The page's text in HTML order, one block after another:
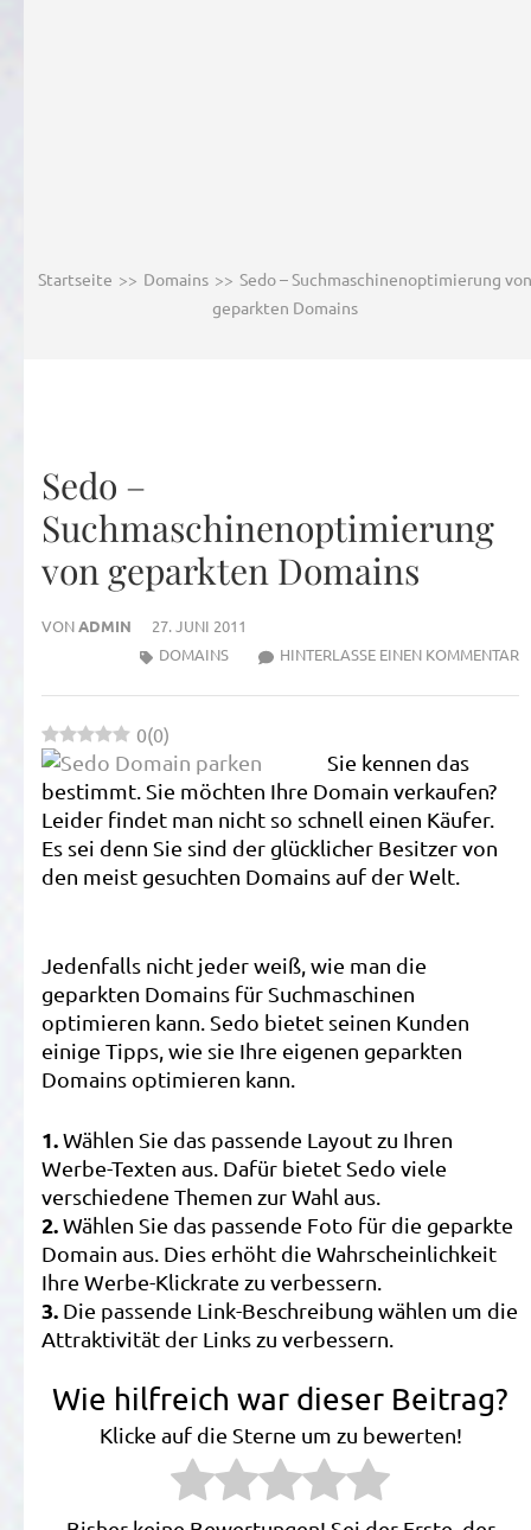
Startseite >> Domains >> Sedo – Suchmaschinenoptimierung von
geparkten Domains
Sedo –
Suchmaschinenoptimierung
von geparkten Domains
VONADMIN
27. JUNI 2011
HINTERLASSE EINEN KOMMENTAR
DOMAINS
0(0)
Sie kennen das
bestimmt. Sie möchten Ihre Domain verkaufen?
Leider findet man nicht so schnell einen Käufer.
Es sei denn Sie sind der glücklicher Besitzer von
den meist gesuchten Domains auf der Welt.
Jedenfalls nicht jeder weiß, wie man die
geparkten Domains für Suchmaschinen
optimieren kann. Sedo bietet seinen Kunden
einige Tipps, wie sie Ihre eigenen geparkten
Domains optimieren kann.
1.Wählen Sie das passende Layout zu Ihren
Werbe-Texten aus. Dafür bietet Sedo viele
verschiedene Themen zur Wahl aus.
2.Wählen Sie das passende Foto für die geparkte
Domain aus. Dies erhöht die Wahrscheinlichkeit
Ihre Werbe-Klickrate zu verbessern.
3. Die passende Link-Beschreibung wählen um die
Attraktivität der Links zu verbessern.
Wie hilfreich war dieser Beitrag?
Klicke auf die Sterne um zu bewerten!